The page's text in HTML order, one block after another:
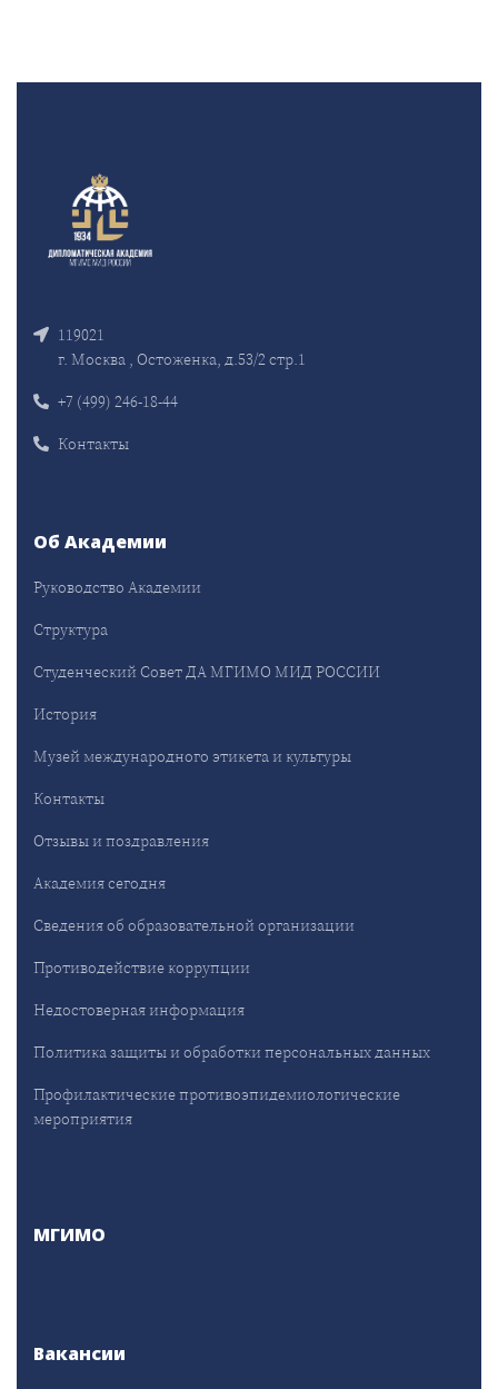
119021
г. Москва , Остоженка, д.53/2 стр.1
+7 (499) 246-18-44
Контакты
Об Академии
Руководство Академии
Структура
Студенческий Совет ДА МГИМО МИД РОССИИ
История
Музей международного этикета и культуры
Контакты
Отзывы и поздравления
Академия сегодня
Сведения об образовательной организации
Противодействие коррупции
Недостоверная информация
Политика защиты и обработки персональных данных
Профилактические противоэпидемиологические
мероприятия
МГИМО
Вакансии